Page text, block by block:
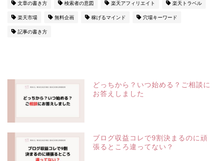
文章の書き方 検索者の意図 楽天アフィリエイト 楽天トラベル
楽天市場 無料企画 稼げるマインド 穴場キーワード
記事の書き方
どっちから？いつ始める？ご相談に
お答えしました
ブログ収益コレで9割決まるのに頑
張るところ違ってない？